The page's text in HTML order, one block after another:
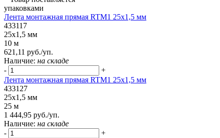
упаковками
Лента монтажная прямая RTM1 25x1,5 мм
433117
25x1,5 мм
10 м
621,11 руб./уп.
Наличие: на складе
-
+
Лента монтажная прямая RTM1 25x1,5 мм
433127
25x1,5 мм
25 м
1 444,95 руб./уп.
Наличие: на складе
-
+